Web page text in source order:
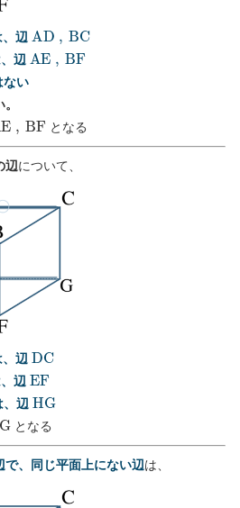
辺 A D B C
辺 A E BF
ない
E BF となる
辺について、
辺 D C
辺 EF
辺 HG
となる
で、同じ平面上にない辺は、